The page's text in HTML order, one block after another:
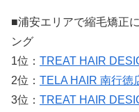
■浦安エリアで縮毛矯正
ング
1位： TREAT HAIR
2位： TELA HAIR 南行徳
3位： TREAT HAIR